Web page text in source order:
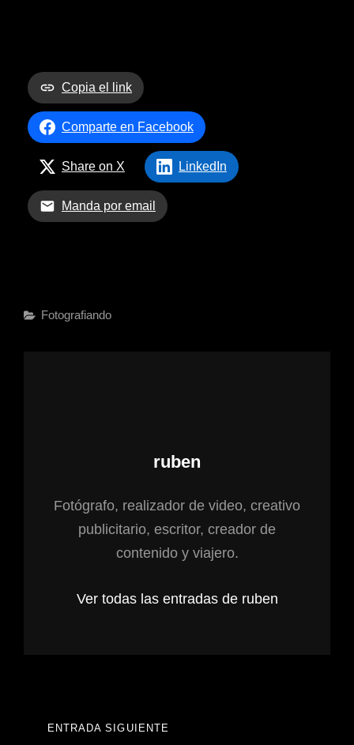
Copia el link
Comparte en Facebook
Share on X LinkedIn
Manda por email
Fotografiando
ruben
Fotógrafo, realizador de video, creativo
publicitario, escritor, creador de
contenido y viajero.
Ver todas las entradas de ruben
ENTRADA SIGUIENTE